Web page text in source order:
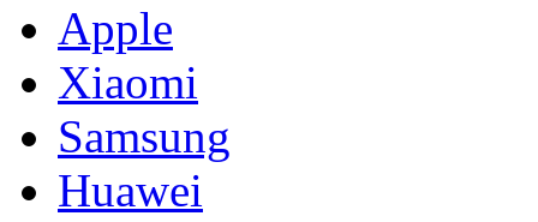
Apple
Xiaomi
Samsung
Huawei